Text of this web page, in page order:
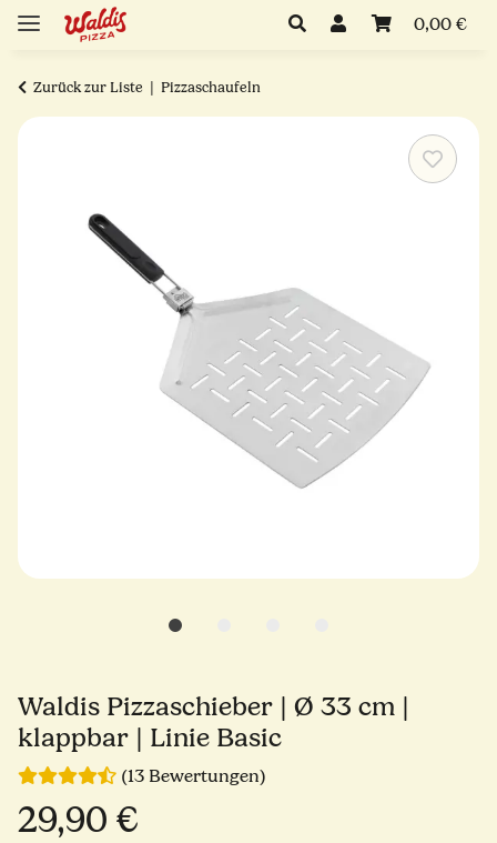
0,00 €
Zurück zur Liste Pizzaschaufeln
Waldis Pizzaschieber | Ø 33 cm |
klappbar | Linie Basic
(13 Bewertungen)
29,90 €